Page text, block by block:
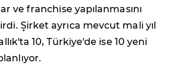
ve franchise yapılanmasını
Şirket ayrıca mevcut mali yıl
10, Türkiye'de ise 10 yeni